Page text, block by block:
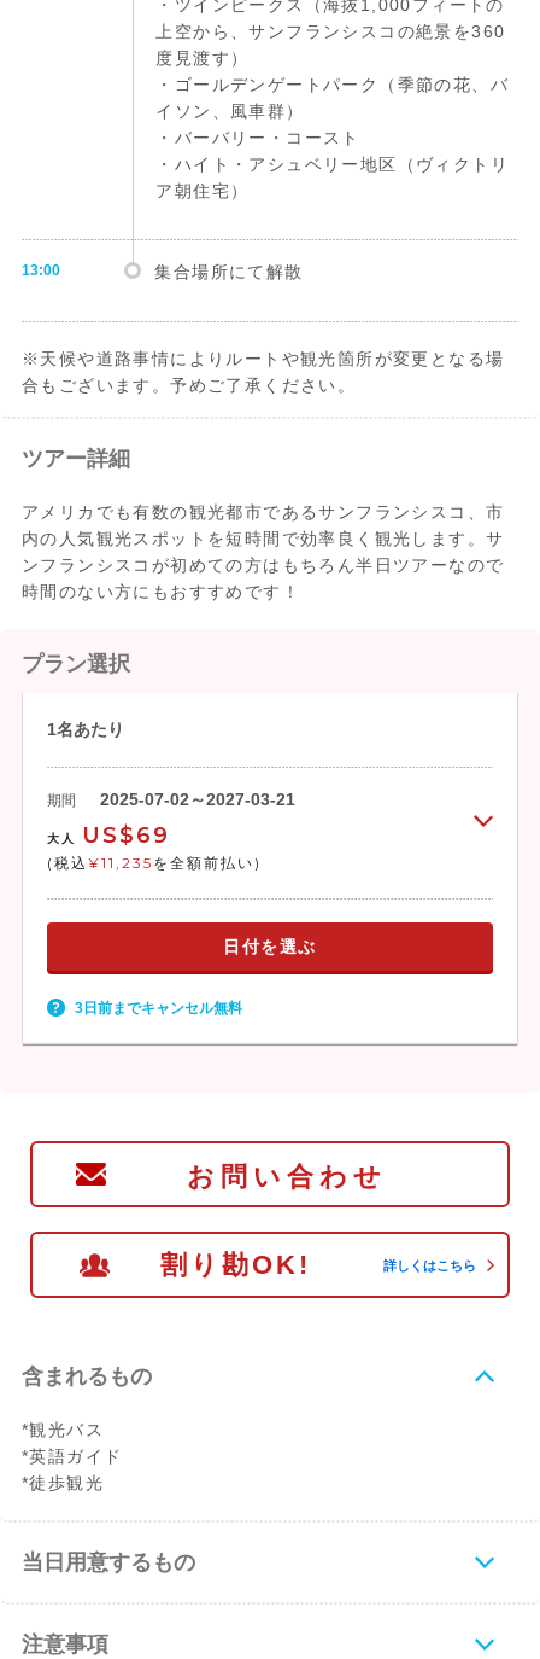
・ツインピークス（海抜1,000フィートの
上空から、サンフランシスコの絶景を360
度見渡す）
・ゴールデンゲートパーク（季節の花、バ
イソン、風車群）
・バーバリー・コースト
・ハイト・アシュベリー地区（ヴィクトリ
ア朝住宅）
13:00 集合場所にて解散
※天候や道路事情によりルートや観光箇所が変更となる場
合もございます。予めご了承ください。
ツアー詳細
アメリカでも有数の観光都市であるサンフランシスコ、市
内の人気観光スポットを短時間で効率良く観光します。サ
ンフランシスコが初めての方はもちろん半日ツアーなので
時間のない方にもおすすめです！
プラン選択
1名あたり
期間 2025-07-02～2027-03-21
大人 US$69
(税込 ¥11,235 を全額前払い)
日付を選ぶ
3日前までキャンセル無料
お問い合わせ
割り勘OK! 詳しくはこちら
含まれるもの
*観光バス
*英語ガイド
*徒歩観光
当日用意するもの
注意事項